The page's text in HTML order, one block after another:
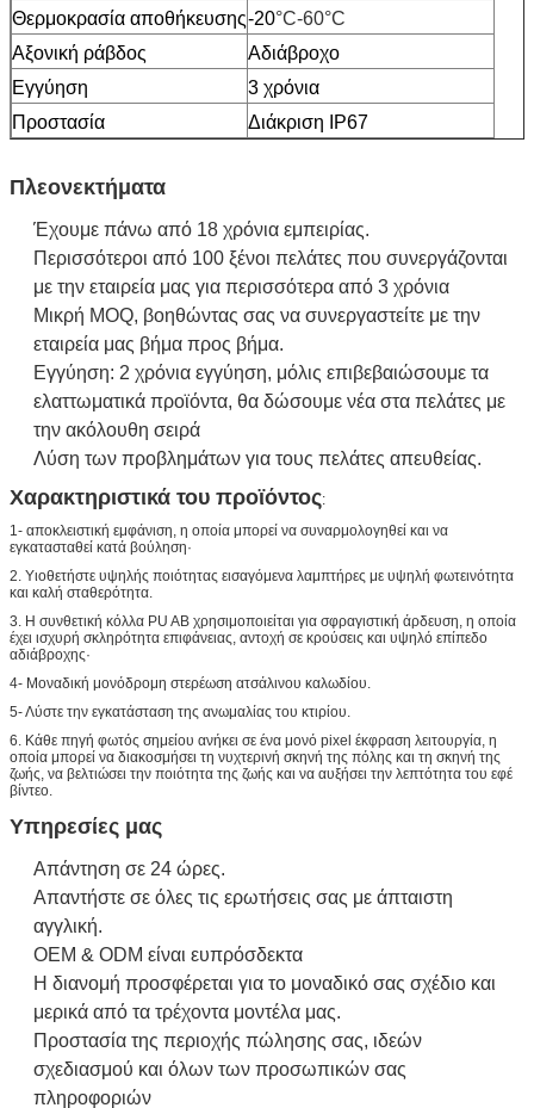
Θερμοκρασία αποθήκευσης-20°C-60°C
Αξονική ράβδος
Αδιάβροχο
Εγγύηση
3 χρόνια
Προστασία
Διάκριση IP67
Πλεονεκτήματα
Έχουμε πάνω από 18 χρόνια εμπειρίας.
Περισσότεροι από 100 ξένοι πελάτες που συνεργάζονται
με την εταιρεία μας για περισσότερα από 3 χρόνια
Μικρή MOQ, βοηθώντας σας να συνεργαστείτε με την
εταιρεία μας βήμα προς βήμα.
Εγγύηση: 2 χρόνια εγγύηση, μόλις επιβεβαιώσουμε τα
ελαττωματικά προϊόντα, θα δώσουμε νέα στα πελάτες με
την ακόλουθη σειρά
Λύση των προβλημάτων για τους πελάτες απευθείας.
Χαρακτηριστικά του προϊόντος:
1- αποκλειστική εμφάνιση, η οποία μπορεί να συναρμολογηθεί και να
εγκατασταθεί κατά βούληση·
2. Υιοθετήστε υψηλής ποιότητας εισαγόμενα λαμπτήρες με υψηλή φωτεινότητα
και καλή σταθερότητα.
3. Η συνθετική κόλλα PU AB χρησιμοποιείται για σφραγιστική άρδευση, η οποία
έχει ισχυρή σκληρότητα επιφάνειας, αντοχή σε κρούσεις και υψηλό επίπεδο
αδιάβροχης·
4- Μοναδική μονόδρομη στερέωση ατσάλινου καλωδίου.
5- Λύστε την εγκατάσταση της ανωμαλίας του κτιρίου.
6. Κάθε πηγή φωτός σημείου ανήκει σε ένα μονό pixel έκφραση λειτουργία, η
οποία μπορεί να διακοσμήσει τη νυχτερινή σκηνή της πόλης και τη σκηνή της
ζωής, να βελτιώσει την ποιότητα της ζωής και να αυξήσει την λεπτότητα του εφέ
βίντεο.
Υπηρεσίες μας
Απάντηση σε 24 ώρες.
Απαντήστε σε όλες τις ερωτήσεις σας με άπταιστη
αγγλική.
OEM & ODM είναι ευπρόσδεκτα
Η διανομή προσφέρεται για το μοναδικό σας σχέδιο και
μερικά από τα τρέχοντα μοντέλα μας.
Προστασία της περιοχής πώλησης σας, ιδεών
σχεδιασμού και όλων των προσωπικών σας
πληροφοριών